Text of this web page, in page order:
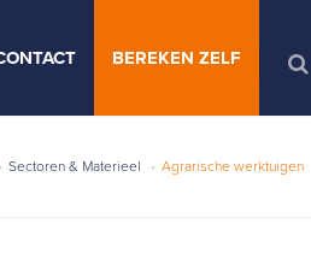
BEREKEN ZELF
Sectoren & Materieel Agrarische werktuigen